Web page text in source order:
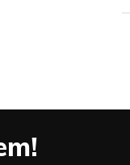
Polirezīns